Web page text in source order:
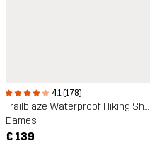
4.1 (178)
Trailblaze Waterproof Hiking Shoes
Dames
€ 139